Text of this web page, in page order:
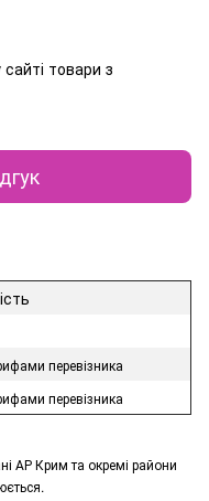
товари з
перевізника
перевізника
АР Крим та окремі райони